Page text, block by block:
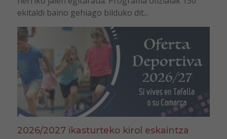
ekitaldi baino gehiago bilduko dit...
2026/2027 ikasturteko kirol eskaintza